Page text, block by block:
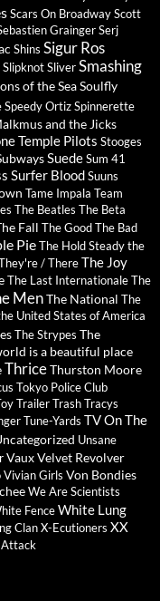
Scars On BroadwayScott
GraingerSerj
Shins Sigur Ros
SlipknotSliverSmashing
of the SeaSoulfly
Speedy OrtizSpinnerette
and the Jicks
Temple Pilots Stooges
SuedeSum 41
Surfer BloodSuuns
Tame Impala Team
The Beatles The Beta
Fall The Good The Bad
PieThe Hold Steadythe
/ ThereThe Joy
The Last InternationaleThe
MenThe National The
United States of America
The Strypes The
is a beautiful place
ThriceThurston Moore
Tokyo Police Club
Trailer Trash Tracys
Tune-Yards TV On The
Unsane
VauxVelvet Revolver
Vivian Girls Von Bondies
We Are Scientists
FenceWhite Lung
ClanX-Ecutioners XX
Attack